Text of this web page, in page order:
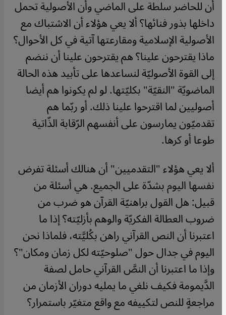
أن للحاضر سلطة على الماضي وأن الأصولية تحمل
داخلها بذور فنائها؟ ألا يعي هؤلاء أن الاشتباك مع
الأصولية الإسلامية ومقارعتها آتية في كل الأحوال؟
ماذا يقترحون علينا؟ هم يقترحون علينا أن ننضم
إلى القوة الأصوليّة لنساعدها على تأبيد هذه الحالة
الماضويّة "النقيّة" بكليّتها. لو لم يكونوا هم أيضا
أصوليين لما اقترحوا علينا ذلك. أو ربّما هم
تقدميّون يمارسون على أنفسهم الرّقابة الذّاتية
طوعا أو كرها.
ألا يعي هؤلاء "التقدميين" أن هنالك أسئلة تفرض
نفسها اليوم بشدّة على الجميع. هي أسئلة من
قبيل: هل القول براهنيّة القرآن هو ضرب من
ضروب العطالة الفكريّة والوهم بأزليّته؟ إذا ما
اعتبرنا أن النص القرآني راهن بكُليَّته، فلماذا نحن
اليوم في جدال حول "صلوحيّته لكل زمان ومكان"؟
وإذا ما اعتبرنا أن النصَّ القرآني حامل لصفة
الدَّيمومة فكيف نلغي ما يمليه دوران الأزمان من
مراجعةٍ للنص لتكييفه مع واقع متغيّر باستمرار؟